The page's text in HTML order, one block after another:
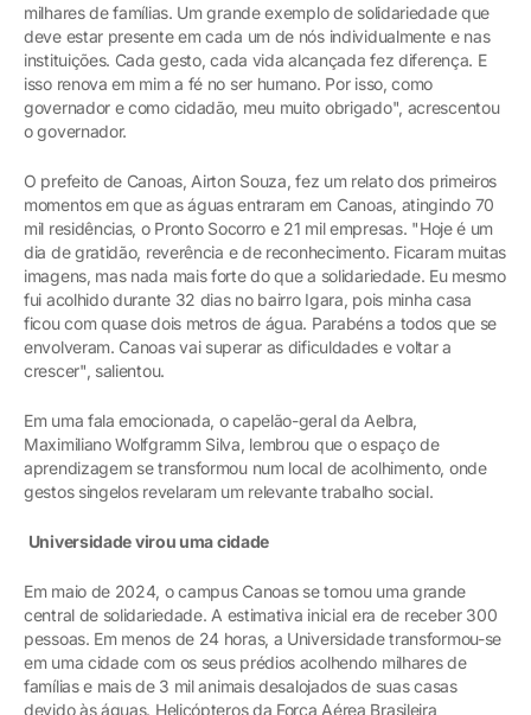
milhares de famílias. Um grande exemplo de solidariedade que
deve estar presente em cada um de nós individualmente e nas
instituições. Cada gesto, cada vida alcançada fez diferença. E
isso renova em mim a fé no ser humano. Por isso, como
governador e como cidadão, meu muito obrigado", acrescentou
o governador.
O prefeito de Canoas, Airton Souza, fez um relato dos primeiros
momentos em que as águas entraram em Canoas, atingindo 70
mil residências, o Pronto Socorro e 21 mil empresas. "Hoje é um
dia de gratidão, reverência e de reconhecimento. Ficaram muitas
imagens, mas nada mais forte do que a solidariedade. Eu mesmo
fui acolhido durante 32 dias no bairro Igara, pois minha casa
ficou com quase dois metros de água. Parabéns a todos que se
envolveram. Canoas vai superar as dificuldades e voltar a
crescer", salientou.
Em uma fala emocionada, o capelão-geral da Aelbra,
Maximiliano Wolfgramm Silva, lembrou que o espaço de
aprendizagem se transformou num local de acolhimento, onde
gestos singelos revelaram um relevante trabalho social.
Universidade virou uma cidade
Em maio de 2024, o campus Canoas se tornou uma grande
central de solidariedade. A estimativa inicial era de receber 300
pessoas. Em menos de 24 horas, a Universidade transformou-se
em uma cidade com os seus prédios acolhendo milhares de
famílias e mais de 3 mil animais desalojados de suas casas
devido às águas. Helicópteros da Força Aérea Brasileira